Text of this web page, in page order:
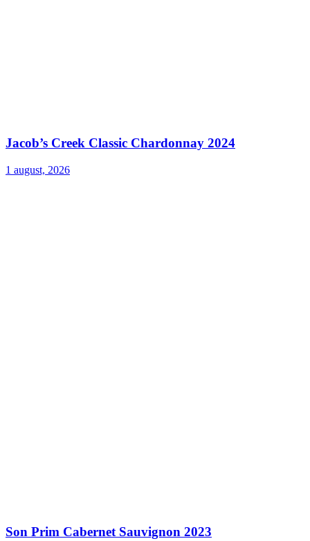
Jacob’s Creek Classic Chardonnay 2024
1 august, 2026
Son Prim Cabernet Sauvignon 2023